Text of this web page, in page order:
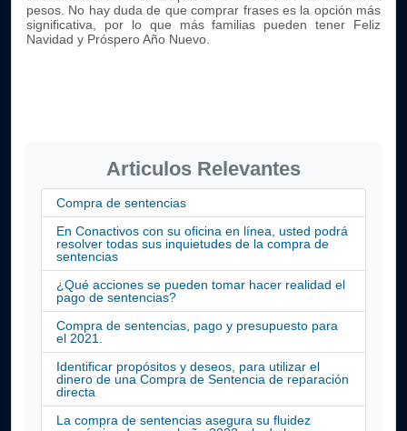
pesos. No hay duda de que comprar frases es la opción más
significativa, por lo que más familias pueden tener Feliz
Navidad y Próspero Año Nuevo.
Articulos Relevantes
Compra de sentencias
En Conactivos con su oficina en línea, usted podrá
resolver todas sus inquietudes de la compra de
sentencias
¿Qué acciones se pueden tomar hacer realidad el
pago de sentencias?
Compra de sentencias, pago y presupuesto para
el 2021.
Identificar propósitos y deseos, para utilizar el
dinero de una Compra de Sentencia de reparación
directa
La compra de sentencias asegura su fluidez